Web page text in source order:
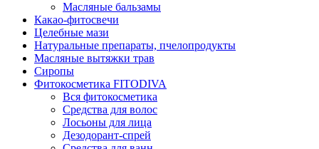
Масляные бальзамы
Какао-фитосвечи
Целебные мази
Натуральные препараты, пчелопродукты
Масляные вытяжки трав
Сиропы
Фитокосметика FITODIVA
Вся фитокосметика
Средства для волос
Лосьоны для лица
Дезодорант-спрей